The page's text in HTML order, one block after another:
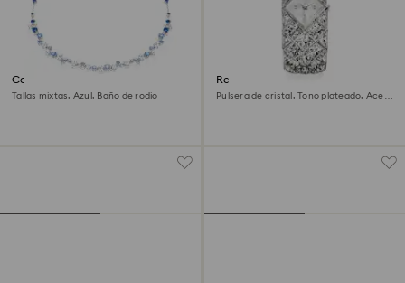
Collar Constella
Tallas mixtas, Azul, Baño de rodio
Reloj Curiosa bangle
Pulsera de cristal, Tono plateado, Acero